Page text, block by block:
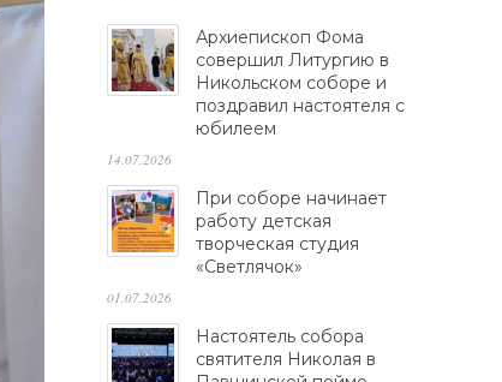
Архиепископ Фома
совершил Литургию в
Никольском соборе и
поздравил настоятеля с
юбилеем
14.07.2026
При соборе начинает
работу детская
творческая студия
«Светлячок»
01.07.2026
Настоятель собора
святителя Николая в